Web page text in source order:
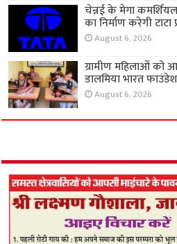
चेन्नई के मेगा
का निर्माण करेगी टाटा
August 6, 2026
ग्रामीण महिलाओं को
डालमिया भारत
August 6, 2026